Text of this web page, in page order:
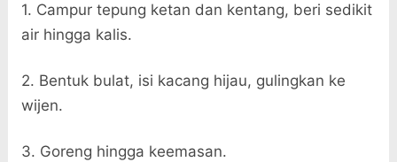
1. Campur tepung ketan dan kentang, beri sedikit
air hingga kalis.
2. Bentuk bulat, isi kacang hijau, gulingkan ke
wijen.
3. Goreng hingga keemasan.